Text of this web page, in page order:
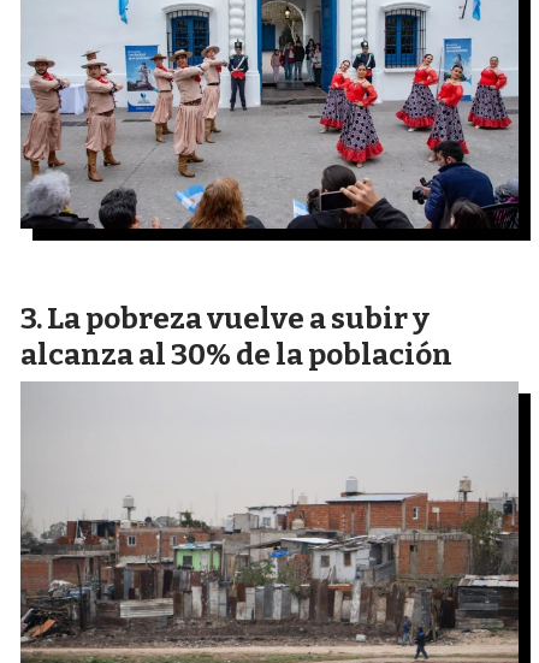
La pobreza vuelve a subir y
alcanza al 30% de la población